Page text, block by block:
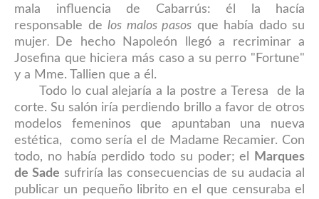
mala influencia de Cabarrús: él
la hacía
responsable de los malos pasos que había dado su
mujer.
De hecho Napoleón llegó a recriminar a
Josefina que hiciera más caso a su perro "Fortune"
y a Mme. Tallien que a él.
Todo lo cual alejaría a la postre a Teresa de la
corte. Su salón iría perdiendo brillo a favor de otros
modelos femeninos que apuntaban una nueva
estética, como sería el de Madame Recamier. Con
todo, no había perdido todo su poder; el
Marques
de Sade sufriría las consecuencias de su audacia al
publicar un pequeño librito en el que censuraba el